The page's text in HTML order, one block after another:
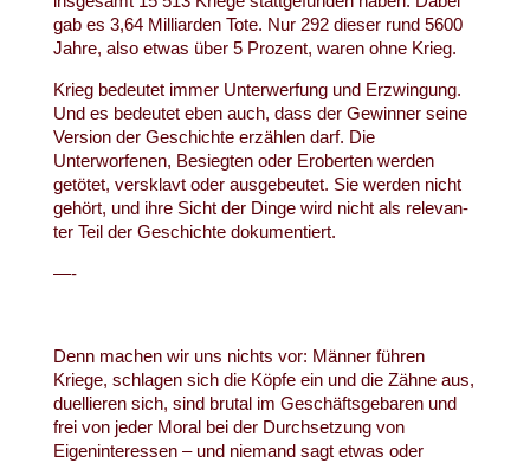
gab es 3,64 Milliarden Tote. Nur 292 dieser rund 5600
Jahre, also etwas über 5 Prozent, waren ohne Krieg.
Krieg bedeutet immer Unterwerfung und Erzwingung.
Und es bedeutet eben auch, dass der Gewinner seine
Version der Geschichte erzählen darf. Die
Unterworfenen, Besiegten oder Eroberten werden
getötet, versklavt oder ausgebeutet. Sie werden nicht
gehört, und ihre Sicht der Dinge wird nicht als relevan-
ter Teil der Geschichte dokumentiert.
—-
Denn machen wir uns nichts vor: Männer führen
Kriege, schlagen sich die Köpfe ein und die Zähne aus,
duellieren sich, sind brutal im Geschäftsgebaren und
frei von jeder Moral bei der Durchsetzung von
Eigeninteressen – und niemand sagt etwas oder